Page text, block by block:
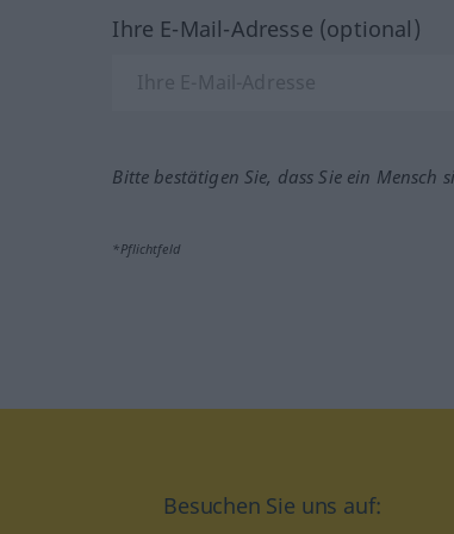
Ihre E-Mail-Adresse (optional)
Bitte bestätigen Sie, dass Sie ein Mensch
*Pflichtfeld
Besuchen Sie uns auf: